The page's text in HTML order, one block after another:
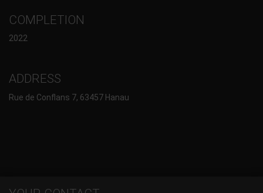
COMPLETION
2022
ADDRESS
Rue de Conflans 7, 63457 Hanau